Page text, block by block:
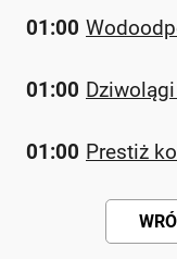
01:00
01:00
01:00 Prestiż